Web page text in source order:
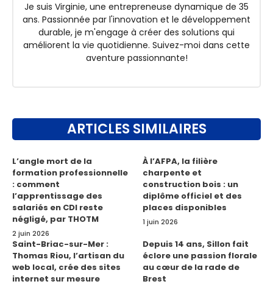
Je suis Virginie, une entrepreneuse dynamique de 35
ans. Passionnée par l'innovation et le développement
durable, je m'engage à créer des solutions qui
améliorent la vie quotidienne. Suivez-moi dans cette
aventure passionnante!
ARTICLES SIMILAIRES
L’angle mort de la
formation professionnelle
: comment
l’apprentissage des
salariés en CDI reste
négligé, par THOTM
2 juin 2026
À l’AFPA, la filière
charpente et
construction bois : un
diplôme officiel et des
places disponibles
1 juin 2026
Saint-Briac-sur-Mer :
Thomas Riou, l’artisan du
web local, crée des sites
internet sur mesure
Depuis 14 ans, Sillon fait
éclore une passion florale
au cœur de la rade de
Brest